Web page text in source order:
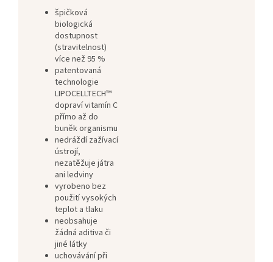
špičková
biologická
dostupnost
(stravitelnost)
více než 95 %
patentovaná
technologie
LIPOCELLTECH™
dopraví vitamín C
přímo až do
buněk organismu
nedráždí zažívací
ústrojí,
nezatěžuje játra
ani ledviny
vyrobeno bez
použití vysokých
teplot a tlaku
neobsahuje
žádná aditiva či
jiné látky
uchovávání při